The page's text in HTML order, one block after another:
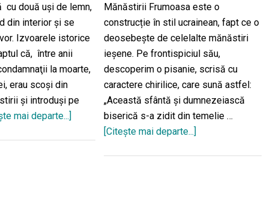
cu două uşi de lemn,
din interior și se
Izvoarele istorice
că, între anii
la moarte,
erau scoşi din
şi introduşi pe
mai departe...]
despre“Poarta
Spânzuraţilor”
Mănăstirii Frumoasa este o
construcție în stil ucrainean, fapt ce o
deosebește de celelalte mănăstiri
ieșene. Pe frontispiciul său,
descoperim o pisanie, scrisă cu
caractere chirilice, care sună astfel:
„Această sfântă și dumnezeiască
biserică s-a zidit din temelie …
[Citeşte mai departe...]